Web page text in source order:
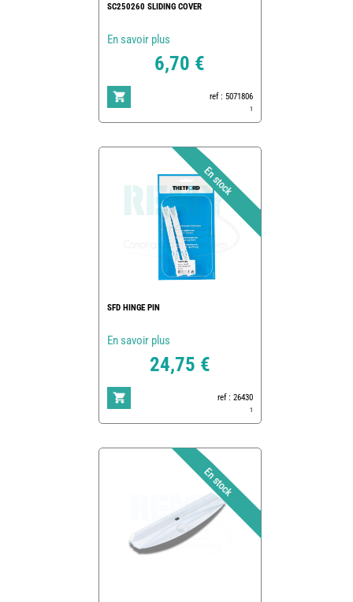
SC250260 SLIDING COVER
En savoir plus
6,70 €
ref : 5071806
1
SFD HINGE PIN
En savoir plus
24,75 €
ref : 26430
1